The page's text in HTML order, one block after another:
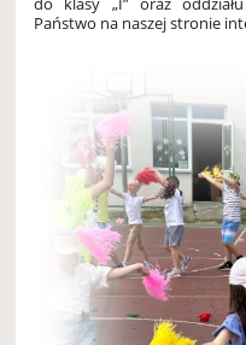
Państwo na naszej stronie